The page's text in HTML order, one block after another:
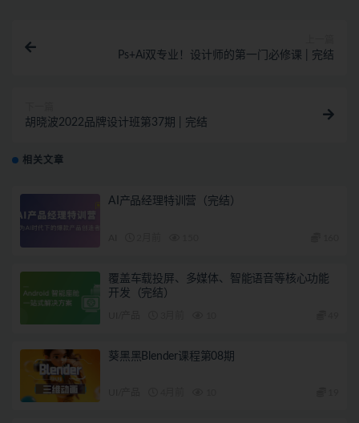
Ps+Ai双专业！设计师的第一门必修课 | 完结
胡晓波2022品牌设计班第37期 | 完结
相关文章
AI产品经理特训营（完结）
覆盖车载投屏、多媒体、智能语音等核心功能
开发（完结）
葵黑黑Blender课程第08期